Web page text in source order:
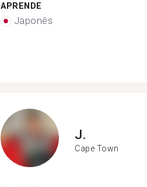
APRENDE
Japonês
J.
Cape Town